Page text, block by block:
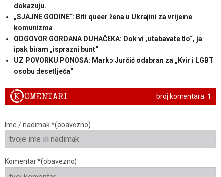
dokazuju.
„SJAJNE GODINE“: Biti queer žena u Ukrajini za vrijeme
komunizma
ODGOVOR GORDANA DUHAČEKA: Dok vi „utabavate tlo“, ja
ipak biram „isprazni bunt“
UZ POVORKU PONOSA: Marko Jurčić odabran za „Kvir i LGBT
osobu desetljeća“
broj komentara: 1
KOMENTARI
Ime / nadimak *(obavezno)
Komentar *(obavezno)